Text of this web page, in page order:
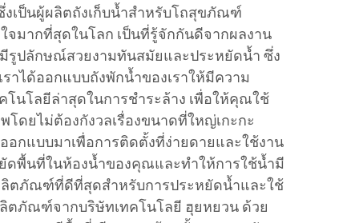
เป็นผู้ผลิตถังเก็บน้ำสำหรับโถสุขภัณฑ์
จมากที่สุดในโลก เป็นที่รู้จักกันดีจากผลงาน
รูปลักษณ์สวยงามทันสมัยและประหยัดน้ำ ซึ่ง
าได้ออกแบบถังพักน้ำของเราให้มีความ
โนโลยีล่าสุดในการชำระล้าง เพื่อให้คุณใช้
โดยไม่ต้องกังวลเรื่องขนาดที่ใหญ่เกะกะ
กแบบมาเพื่อการติดตั้งที่ง่ายดายและใช้งาน
ดพื้นที่ในห้องน้ำของคุณและทำให้การใช้น้ำมี
ตภัณฑ์ที่ดีที่สุดสำหรับการประหยัดน้ำและใช้
ตภัณฑ์จากบริษัทเทคโนโลยี ฮุยหยวน ด้วย